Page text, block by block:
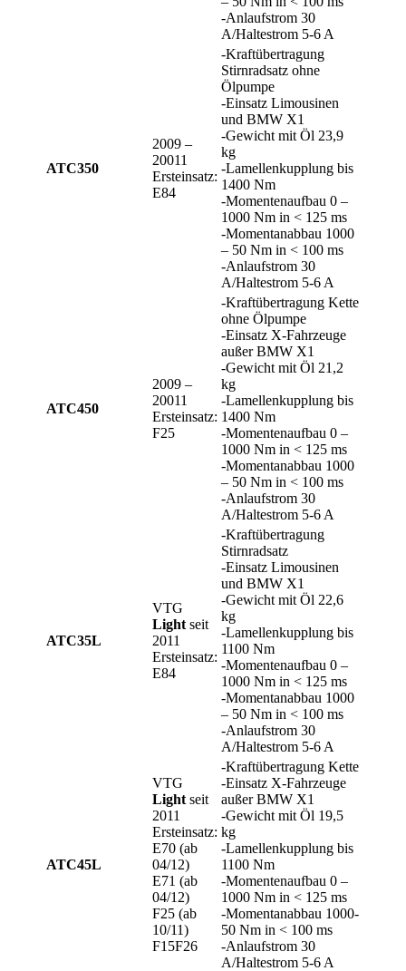
-Anlaufstrom 30
A/Haltestrom 5-6 A
ATC350
2009 –
20011
Ersteinsatz:
E84
-Kraftübertragung
Stirnradsatz ohne
Ölpumpe
-Einsatz Limousinen
und BMW X1
-Gewicht mit Öl 23,9
kg
-Lamellenkupplung bis
1400 Nm
-Momentenaufbau 0 –
1000 Nm in < 125 ms
-Momentanabbau 1000
– 50 Nm in < 100 ms
-Anlaufstrom 30
A/Haltestrom 5-6 A
ATC450
2009 –
20011
Ersteinsatz:
F25
-Kraftübertragung Kette
ohne Ölpumpe
-Einsatz X-Fahrzeuge
außer BMW X1
-Gewicht mit Öl 21,2
kg
-Lamellenkupplung bis
1400 Nm
-Momentenaufbau 0 –
1000 Nm in < 125 ms
-Momentanabbau 1000
– 50 Nm in < 100 ms
-Anlaufstrom 30
A/Haltestrom 5-6 A
ATC35L
VTG
Light seit
2011
Ersteinsatz:
E84
-Kraftübertragung
Stirnradsatz
-Einsatz Limousinen
und BMW X1
-Gewicht mit Öl 22,6
kg
-Lamellenkupplung bis
1100 Nm
-Momentenaufbau 0 –
1000 Nm in < 125 ms
-Momentanabbau 1000
– 50 Nm in < 100 ms
-Anlaufstrom 30
A/Haltestrom 5-6 A
ATC45L
VTG
Light seit
2011
Ersteinsatz:
E70 (ab
04/12)
E71 (ab
04/12)
F25 (ab
10/11)
F15F26
-Kraftübertragung Kette
-Einsatz X-Fahrzeuge
außer BMW X1
-Gewicht mit Öl 19,5
kg
-Lamellenkupplung bis
1100 Nm
-Momentenaufbau 0 –
1000 Nm in < 125 ms
-Momentanabbau 1000-
50 Nm in < 100 ms
-Anlaufstrom 30
A/Haltestrom 5-6 A